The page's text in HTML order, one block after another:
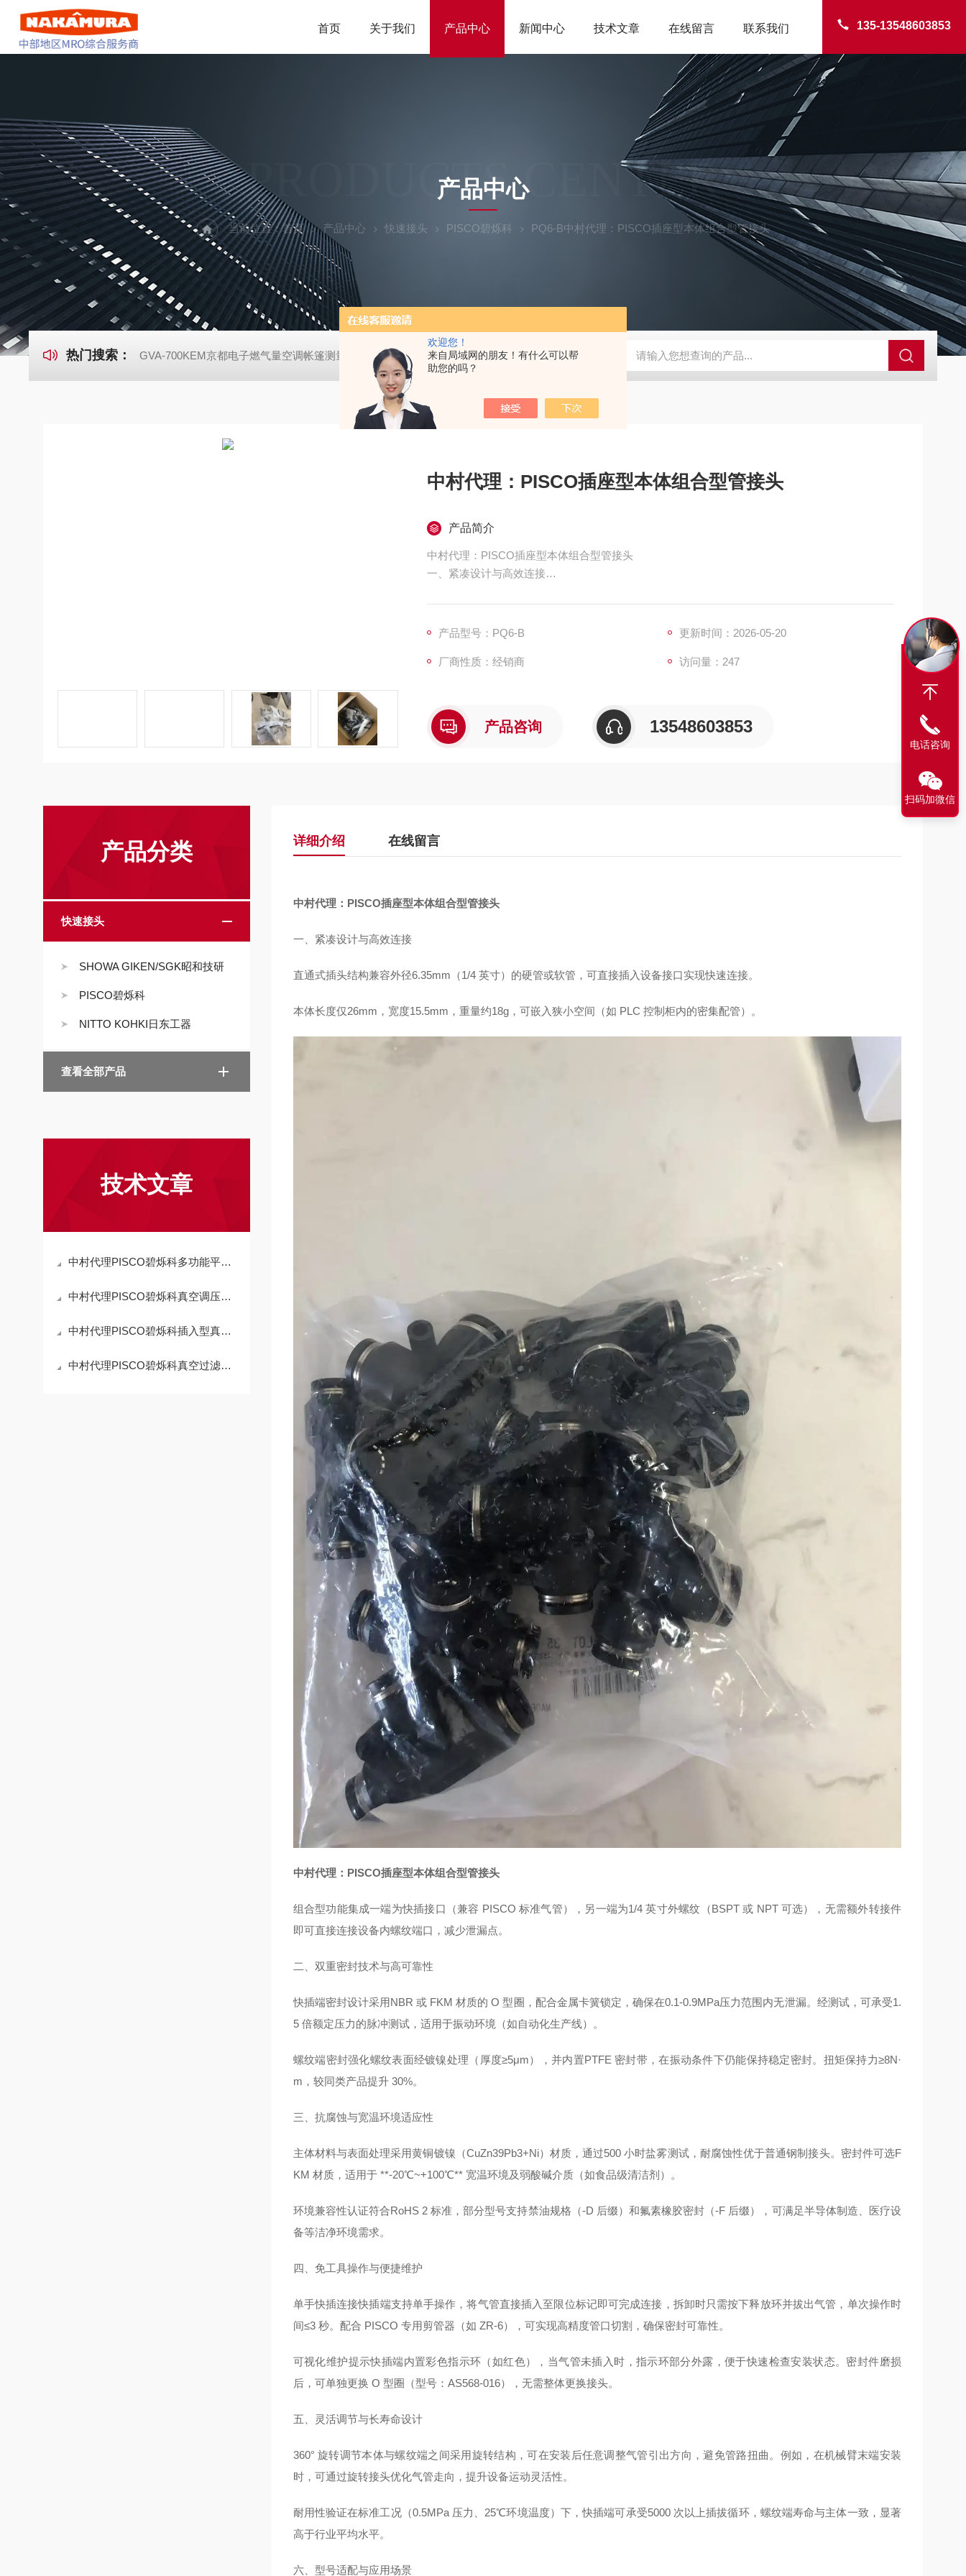
欢迎您！
来自局域网的朋友！有什么可以帮
助您的吗？
135-13548603853
首页 关于我们 产品中心 新闻中心 技术文章 在线留言 联系我们
PRODUCTS CENTER
产品中心
当前位置：首页 产品中心 快速接头 PISCO碧烁科 PQ6-B中村代理：PISCO插座型本体组合型管接头
热门搜索： GVA-700KEM京都电子燃气量空调帐篷测量装置 MD-Win日本：KEM京都电子汞测量和控制软件 GVA-710KEM京都电子燃气量空调帐篷测量仪 E3Z-BOMRON放大器
中村代理：PISCO插座型本体组合型管接头
产品简介
中村代理：PISCO插座型本体组合型管接头
一、紧凑设计与高效连接
管）。
产品型号：PQ6-B 更新时间：2026-05-20
厂商性质：经销商 访问量：247
产品咨询 13548603853
产品分类
快速接头
SHOWA GIKEN/SGK昭和技研
PISCO碧烁科
NITTO KOHKI日东工器
查看全部产品
技术文章
中村代理PISCO碧烁科多功能平行式气爪致动器CHB08-D特点
中村代理PISCO碧烁科真空调压阀弯头A型RVZ6A的使用方法
中村代理PISCO碧烁科插入型真空过滤器VFJ33M的工作原理
中村代理PISCO碧烁科真空过滤器VFB20-6-6的特点
详细介绍 在线留言
中村代理：PISCO插座型本体组合型管接头
一、紧凑设计与高效连接
直通式插头结构兼容外径6.35mm（1/4 英寸）的硬管或软管，可直接插入设备接口实现快速连接。
本体长度仅26mm，宽度15.5mm，重量约18g，可嵌入狭小空间（如 PLC 控制柜内的密集配管）。
中村代理：PISCO插座型本体组合型管接头
组合型功能集成一端为快插接口（兼容 PISCO 标准气管），另一端为1/4 英寸外螺纹（BSPT 或 NPT 可选），无需额外转接件
即可直接连接设备内螺纹端口，减少泄漏点。
二、双重密封技术与高可靠性
快插端密封设计采用NBR 或 FKM 材质的 O 型圈，配合金属卡簧锁定，确保在0.1-0.9MPa压力范围内无泄漏。经测试，可承受1.
5 倍额定压力的脉冲测试，适用于振动环境（如自动化生产线）。
螺纹端密封强化螺纹表面经镀镍处理（厚度≥5μm），并内置PTFE 密封带，在振动条件下仍能保持稳定密封。扭矩保持力≥8N·
m，较同类产品提升 30%。
三、抗腐蚀与宽温环境适应性
主体材料与表面处理采用黄铜镀镍（CuZn39Pb3+Ni）材质，通过500 小时盐雾测试，耐腐蚀性优于普通钢制接头。密封件可选F
KM 材质，适用于 **-20℃~+100℃** 宽温环境及弱酸碱介质（如食品级清洁剂）。
环境兼容性认证符合RoHS 2 标准，部分型号支持禁油规格（-D 后缀）和氟素橡胶密封（-F 后缀），可满足半导体制造、医疗设
备等洁净环境需求。
四、免工具操作与便捷维护
单手快插连接快插端支持单手操作，将气管直接插入至限位标记即可完成连接，拆卸时只需按下释放环并拔出气管，单次操作时
间≤3 秒。配合 PISCO 专用剪管器（如 ZR-6），可实现高精度管口切割，确保密封可靠性。
可视化维护提示快插端内置彩色指示环（如红色），当气管未插入时，指示环部分外露，便于快速检查安装状态。密封件磨损
后，可单独更换 O 型圈（型号：AS568-016），无需整体更换接头。
五、灵活调节与长寿命设计
360° 旋转调节本体与螺纹端之间采用旋转结构，可在安装后任意调整气管引出方向，避免管路扭曲。例如，在机械臂末端安装
时，可通过旋转接头优化气管走向，提升设备运动灵活性。
耐用性验证在标准工况（0.5MPa 压力、25℃环境温度）下，快插端可承受5000 次以上插拔循环，螺纹端寿命与主体一致，显著
高于行业平均水平。
六、型号适配与应用场景
电话咨询
扫码加微信